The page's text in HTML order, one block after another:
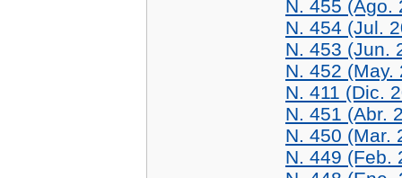
N. 455 (Ago.
N. 454 (Jul.
N. 453 (Jun.
N. 452 (May.
N. 411 (Dic.
N. 451 (Abr.
N. 450 (Mar.
N. 449 (Feb.